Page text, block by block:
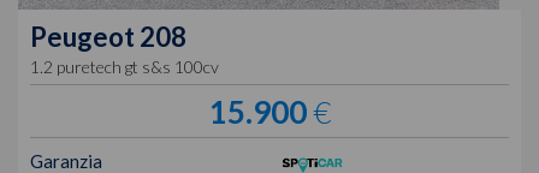
Peugeot 208
1.2 puretech gt s&s 100cv
15.900€
Garanzia